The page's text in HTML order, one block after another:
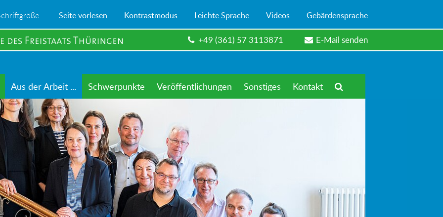
Seite vorlesen Kontrastmodus Leichte Sprache Videos Gebärdensprache
+49 (361) 57 3113871 E-Mail senden
Aus der Arbeit ... Schwerpunkte Veröffentlichungen Sonstiges Kontakt